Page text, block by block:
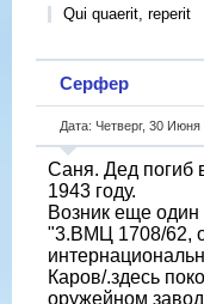
Qui quaerit, reperit
Серфер
Дата: Четверг, 30
Саня. Дед погиб
1943 году.
Возник еще
"3.ВМЦ 1708/62,
Каров/.здесь
оружейном